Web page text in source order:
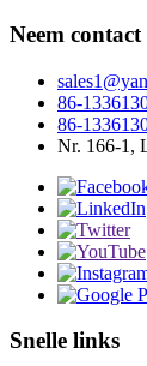
Neem
86-
86-
Nr. 166-1,
Snelle links